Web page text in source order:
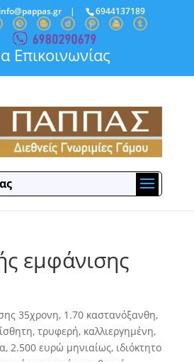
info@pappas.gr| 6944137189
Επικοινωνίας
εμφάνισης
35χρονη, 1.70 καστανόξανθη,
τρυφερή, καλλιεργημένη,
2.500 ευρώ μηνιαίως, ιδιόκτητο